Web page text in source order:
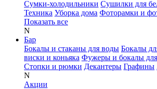
Сумки-холодильники Сушилки для
Техника Уборка дома Фоторамки и
Показать все
N
Бар
Бокалы и стаканы для воды Бокалы
виски и коньяка Фужеры и бокалы
Стопки и рюмки Декантеры Графины
N
Акции